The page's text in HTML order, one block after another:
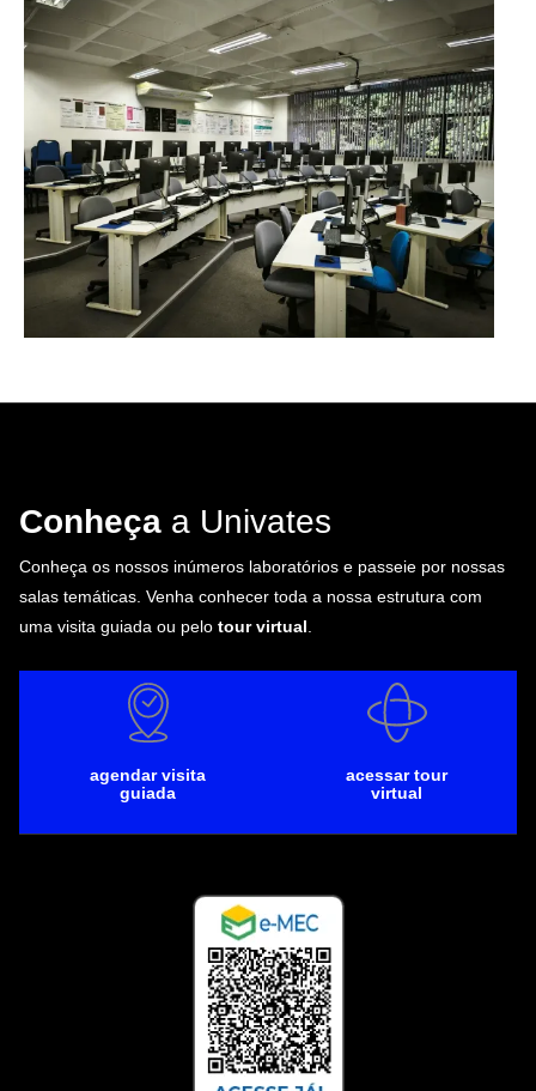
Conheça a Univates
Conheça os nossos inúmeros laboratórios e passeie por nossas
salas temáticas. Venha conhecer toda a nossa estrutura com
uma visita guiada ou pelo tour virtual
agendar visita
guiada
acessar tour
virtual